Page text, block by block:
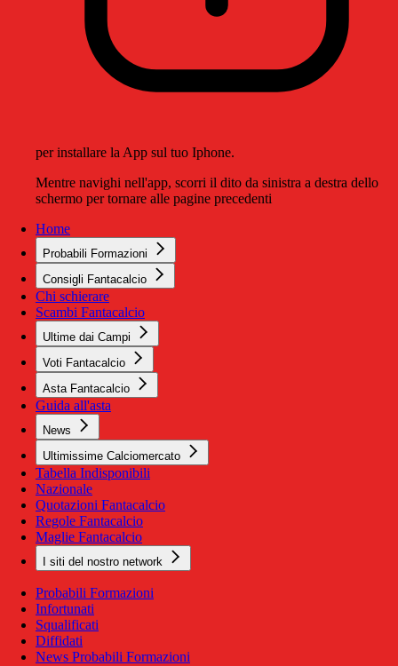
per installare la App sul tuo Iphone.
Mentre navighi nell'app, scorri il dito da sinistra a destra dello
schermo per tornare alle pagine precedenti
Home
Probabili Formazioni
Consigli Fantacalcio
Chi schierare
Scambi Fantacalcio
Ultime dai Campi
Voti Fantacalcio
Asta Fantacalcio
Guida all'asta
News
Ultimissime Calciomercato
Tabella Indisponibili
Nazionale
Quotazioni Fantacalcio
Regole Fantacalcio
Maglie Fantacalcio
I siti del nostro network
Probabili Formazioni
Infortunati
Squalificati
Diffidati
News Probabili Formazioni